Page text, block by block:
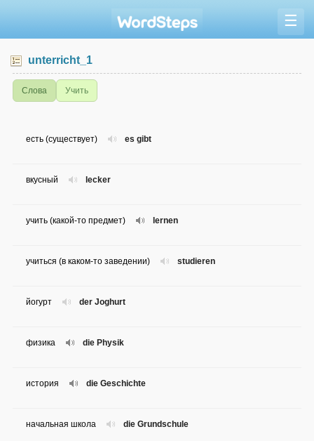
☰
unterricht_1
Слова Учить
es gibt
есть (существует)
lecker
вкусный
lernen
учить (какой-то предмет)
studieren
учиться (в каком-то заведении)
der Joghurt
йогурт
die Physik
физика
die Geschichte
история
die Grundschule
начальная школа